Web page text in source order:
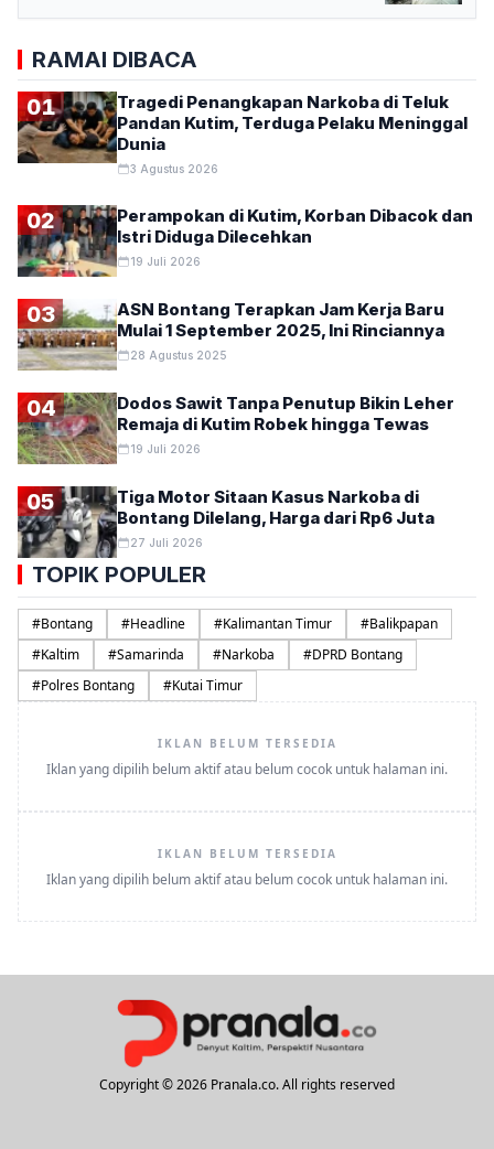
RAMAI DIBACA
01
Tragedi Penangkapan Narkoba di Teluk
Pandan Kutim, Terduga Pelaku Meninggal
Dunia
3 Agustus 2026
02
Perampokan di Kutim, Korban Dibacok dan
Istri Diduga Dilecehkan
19 Juli 2026
03
ASN Bontang Terapkan Jam Kerja Baru
Mulai 1 September 2025, Ini Rinciannya
28 Agustus 2025
04
Dodos Sawit Tanpa Penutup Bikin Leher
Remaja di Kutim Robek hingga Tewas
19 Juli 2026
05
Tiga Motor Sitaan Kasus Narkoba di
Bontang Dilelang, Harga dari Rp6 Juta
27 Juli 2026
TOPIK POPULER
#Bontang #Headline #Kalimantan Timur #Balikpapan
#Kaltim #Samarinda #Narkoba #DPRD Bontang
#Polres Bontang #Kutai Timur
IKLAN BELUM TERSEDIA
Iklan yang dipilih belum aktif atau belum cocok untuk halaman ini.
IKLAN BELUM TERSEDIA
Iklan yang dipilih belum aktif atau belum cocok untuk halaman ini.
Copyright © 2026 Pranala.co. All rights reserved